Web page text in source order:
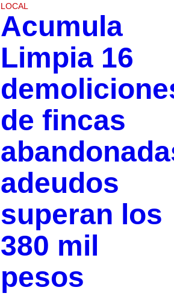
LOCAL
Acumula
Limpia 16
de fincas
adeudos
superan los
380 mil
pesos